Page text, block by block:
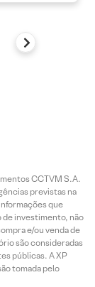
CCTVM S.A.
previstas na
que
de investimento, não
e/ou venda de
são consideradas
públicas. A XP
tomada pelo